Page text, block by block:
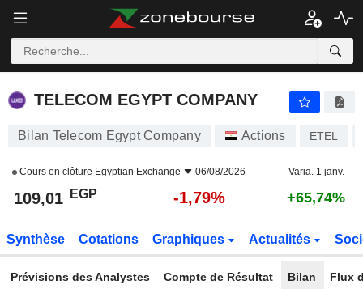
TELECOM EGYPT COMPANY
TELECOM EGYPT COMPANY
Bilan Telecom Egypt Company Actions ETEL
Cours en clôture Egyptian Exchange 06/08/2026 Varia. 1 janv.
109,01 EGP -1,79% +65,74%
Synthèse Cotations Graphiques Actualités
Prévisions des Analystes Compte de Résultat Bilan Flux